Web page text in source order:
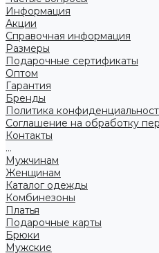
Информация
Акции
Справочная информация
Размеры
Подарочные сертификаты
Оптом
Гарантия
Бренды
Политика
Соглашение на обработку
Контакты
...
Мужчинам
Женщинам
Каталог одежды
Комбинезоны
Платья
Подарочные карты
Брюки
Мужские